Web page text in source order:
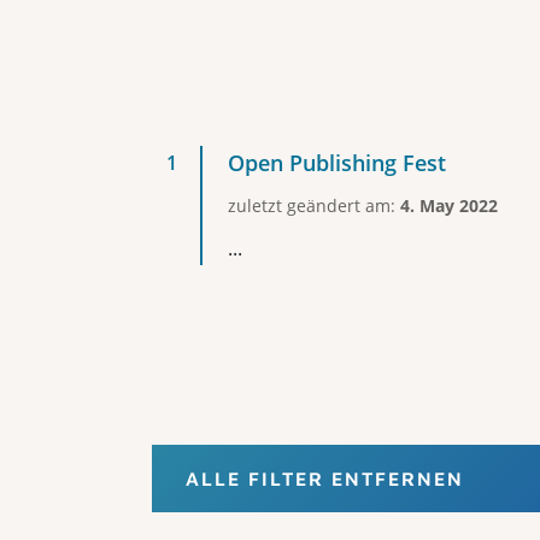
Open Publishing Fest
zuletzt geändert am: 4. May 2022
...
ALLE FILTER ENTFERNEN